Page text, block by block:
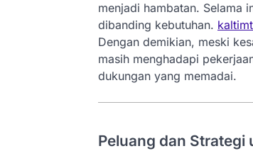
menjadi hambatan. Selama
dibanding kebutuhan.
Dengan demikian, meski
masih menghadapi
dukungan yang memadai.
Peluang dan